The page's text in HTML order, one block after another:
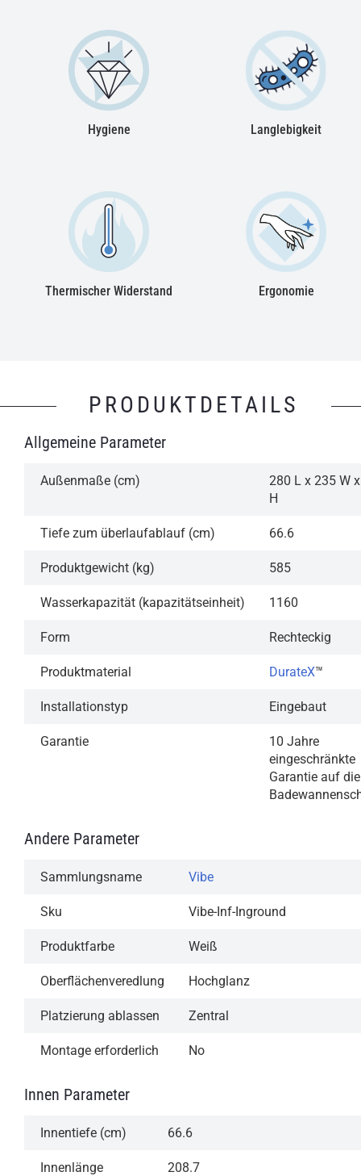
Hygiene Langlebigkeit
Thermischer Widerstand Ergonomie
PRODUKTDETAILS
Allgemeine Parameter
Außenmaße (cm)
280 L x 235 W
H
Tiefe zum überlaufablauf (cm) 66.6
Produktgewicht (kg) 585
Wasserkapazität (kapazitätseinheit) 1160
Form Rechteckig
Produktmaterial DurateX™
Installationstyp Eingebaut
Garantie
10 Jahre
eingeschränkte
Garantie auf die
Andere Parameter
Sammlungsname Vibe
Sku Vibe-Inf-Inground
Produktfarbe Weiß
Oberflächenveredlung Hochglanz
Platzierung ablassen Zentral
Montage erforderlich No
Innen Parameter
Innentiefe (cm) 66.6
Innenlänge
208.7